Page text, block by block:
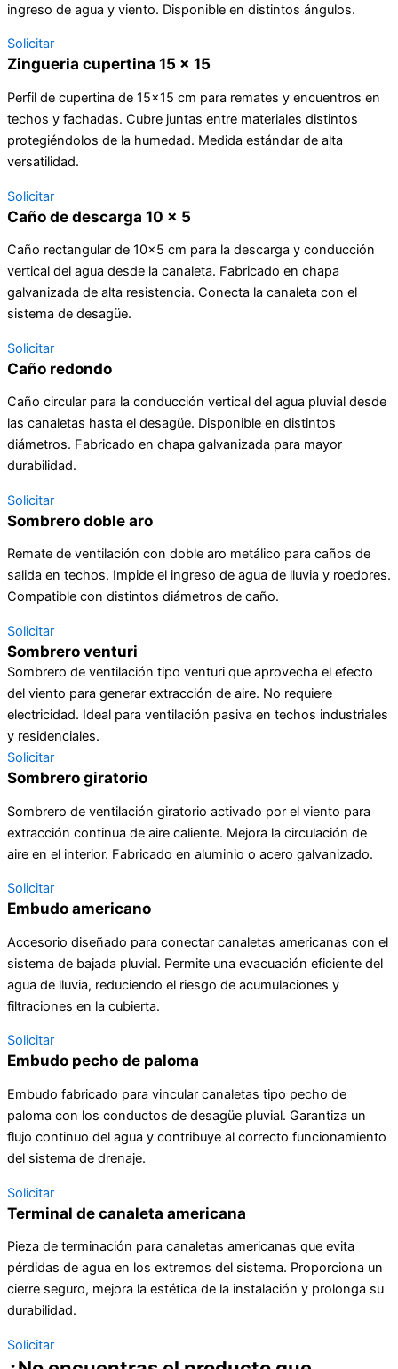
ingreso de agua y viento. Disponible en distintos ángulos.
Solicitar
Zingueria cupertina 15 x 15
Perfil de cupertina de 15×15 cm para remates y encuentros en
techos y fachadas. Cubre juntas entre materiales distintos
protegiéndolos de la humedad. Medida estándar de alta
versatilidad.
Solicitar
Caño de descarga 10 x 5
Caño rectangular de 10×5 cm para la descarga y conducción
vertical del agua desde la canaleta. Fabricado en chapa
galvanizada de alta resistencia. Conecta la canaleta con el
sistema de desagüe.
Solicitar
Caño redondo
Caño circular para la conducción vertical del agua pluvial desde
las canaletas hasta el desagüe. Disponible en distintos
diámetros. Fabricado en chapa galvanizada para mayor
durabilidad.
Solicitar
Sombrero doble aro
Remate de ventilación con doble aro metálico para caños de
salida en techos. Impide el ingreso de agua de lluvia y roedores.
Compatible con distintos diámetros de caño.
Solicitar
Sombrero venturi
Sombrero de ventilación tipo venturi que aprovecha el efecto
del viento para generar extracción de aire. No requiere
electricidad. Ideal para ventilación pasiva en techos industriales
y residenciales.
Solicitar
Sombrero giratorio
Sombrero de ventilación giratorio activado por el viento para
extracción continua de aire caliente. Mejora la circulación de
aire en el interior. Fabricado en aluminio o acero galvanizado.
Solicitar
Embudo americano
Accesorio diseñado para conectar canaletas americanas con el
sistema de bajada pluvial. Permite una evacuación eficiente del
agua de lluvia, reduciendo el riesgo de acumulaciones y
filtraciones en la cubierta.
Solicitar
Embudo pecho de paloma
Embudo fabricado para vincular canaletas tipo pecho de
paloma con los conductos de desagüe pluvial. Garantiza un
flujo continuo del agua y contribuye al correcto funcionamiento
del sistema de drenaje.
Solicitar
Terminal de canaleta americana
Pieza de terminación para canaletas americanas que evita
pérdidas de agua en los extremos del sistema. Proporciona un
cierre seguro, mejora la estética de la instalación y prolonga su
durabilidad.
Solicitar